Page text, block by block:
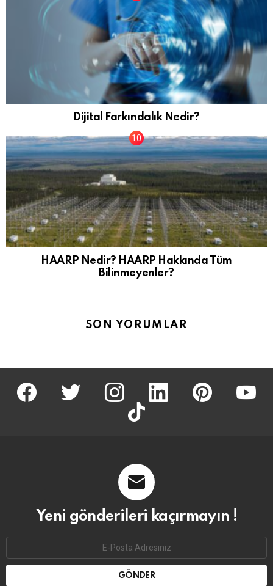
Dijital Farkındalık Nedir?
HAARP Nedir? HAARP Hakkında Tüm
Bilinmeyenler?
SON YORUMLAR
facebook twitter İnstagram linkedin pinterest
tiktok
Yeni gönderileri kaçırmayın !